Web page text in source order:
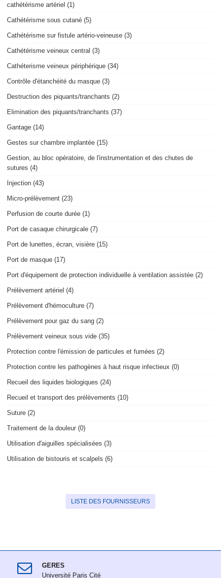
cathétérisme artériel (1)
Cathétérisme sous cutané (5)
Cathétérisme sur fistule artério-veineuse (3)
Cathétérisme veineux central (3)
Cathéterisme veineux périphérique (34)
Contrôle d'étanchéité du masque (3)
Destruction des piquants/tranchants (2)
Elimination des piquants/tranchants (37)
Gantage (14)
Gestes sur chambre implantée (15)
Gestion, au bloc opératoire, de l'instrumentation et des chutes de
sutures (4)
Injection (43)
Micro-prélèvement (23)
Perfusion de courte durée (1)
Port de casaque chirurgicale (7)
Port de lunettes, écran, visière (15)
Port de masque (17)
Port d'équipement de protection individuelle à ventilation assistée (2)
Prélèvement artériel (4)
Prélèvement d'hémoculture (7)
Prélèvement pour gaz du sang (2)
Prélèvement veineux sous vide (35)
Protection contre l'émission de particules et fumées (2)
Protection contre les pathogènes à haut risque infectieux (0)
Recueil des liquides biologiques (24)
Recueil et transport des prélèvements (10)
Suture (2)
Traitement de la douleur (0)
Utilisation d'aiguilles spécialisées (3)
Utilisation de bistouris et scalpels (6)
LISTE DES FOURNISSEURS
GERES
Université Paris Cité